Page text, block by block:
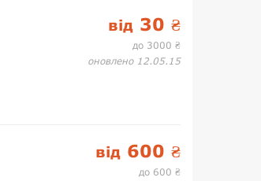
від 30 ₴
до 3000 ₴
оновлено 12.05.15
від 600 ₴
до 600 ₴